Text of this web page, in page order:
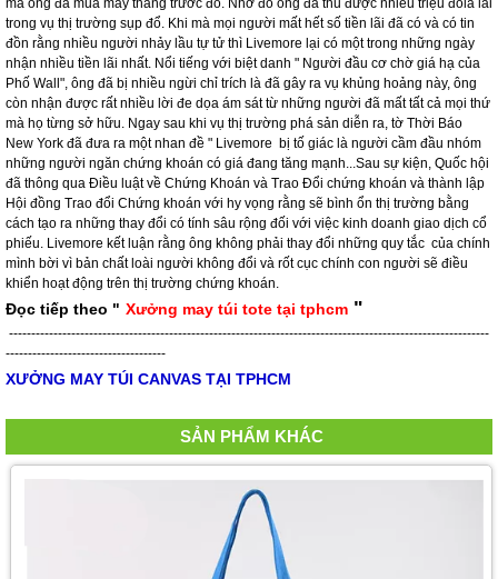
cổ phiếu hàng đầu ngừng tăng giá. Giá cổ phiếu đã lên tới đỉnh điểm. Mọi người
đều đã lên tới đỉnh điểm. Mọi người đều đã kiếm được 10% lợi nhuận, đều đưa
ra những lời khuyên về đầu tư cổ phiếu và cho rằng mình là chuyên gia về thị
trường chứng khoán. Ta có thể thấy rõ một điều là khi mọi người đều đã đầu tư
vào thị trường cổ phiếu thì sức mua thêm sẽ không còn nữa và do đó không thể
tiếp tục đẩy giá của thị trường lên cao hơn. Cuối cùng vào tháng 10 năm 1929,
thị trường sụp đổ. Livemore đang nắm giữ rất nhiều cổ phiếu với kỳ hạn ngắn
mà ông đã mua mấy tháng trước đó. Nhờ đó ông đã thu được nhiều triệu đôla lãi
trong vụ thị trường sụp đổ. Khi mà mọi người mất hết số tiền lãi đã có và có tin
đồn rằng nhiều người nhảy lầu tự tử thì Livemore lại có một trong những ngày
nhận nhiều tiền lãi nhất. Nổi tiếng với biệt danh " Người đầu cơ chờ giá hạ của
Phố Wall", ông đã bị nhiều ngừi chỉ trích là đã gây ra vụ khủng hoảng này, ông
còn nhận được rất nhiều lời đe dọa ám sát từ những người đã mất tất cả mọi thứ
mà họ từng sở hữu. Ngay sau khi vụ thị trường phá sản diễn ra, tờ Thời Báo
New York đã đưa ra một nhan đề " Livemore bị tố giác là người cầm đầu nhóm
những người ngăn chứng khoán có giá đang tăng mạnh...Sau sự kiện, Quốc hội
đã thông qua Điều luật về Chứng Khoán và Trao Đổi chứng khoán và thành lập
Hội đồng Trao đổi Chứng khoán với hy vọng rằng sẽ bình ổn thị trường bằng
cách tạo ra những thay đổi có tính sâu rộng đối với việc kinh doanh giao dịch cổ
phiếu. Livemore kết luận rằng ông không phải thay đổi những quy tắc của chính
khiển hoạt động trên thị trường chứng khoán.
Đọc tiếp theo " Xưởng may túi tote tại tphcm"
------------------------------------------------------------------------------------------------------------
XƯỞNG MAY TÚI CANVAS TẠI TPHCM